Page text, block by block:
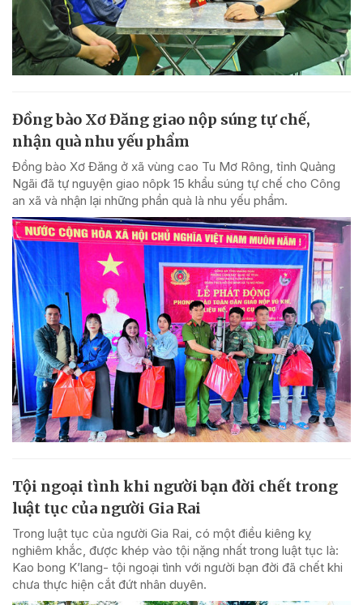
Đồng bào Xơ Đăng giao nộp súng tự chế,
nhận quà nhu yếu phẩm
Đồng bào Xơ Đăng ở xã vùng cao Tu Mơ Rông, tỉnh Quảng
Ngãi đã tự nguyện giao nôpk 15 khẩu súng tự chế cho Công
an xã và nhận lại những phần quà là nhu yếu phẩm.
Tội ngoại tình khi người bạn đời chết trong
luật tục của người Gia Rai
Trong luật tục của người Gia Rai, có một điều kiêng kỵ
nghiêm khắc, được khép vào tội nặng nhất trong luật tục là:
Kao bong K’lang- tội ngoại tình với người bạn đời đã chết khi
chưa thực hiện cắt đứt nhân duyên.